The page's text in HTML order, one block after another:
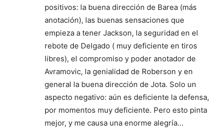
positivos: la buena dirección de Barea (más
anotación), las buenas sensaciones que
empieza a tener Jackson, la seguridad en el
rebote de Delgado ( muy deficiente en tiros
libres), el compromiso y poder anotador de
Avramovic, la genialidad de Roberson y en
general la buena dirección de Jota. Solo un
aspecto negativo: aún es deficiente la defensa,
por momentos muy deficiente. Pero esto pinta
mejor, y me causa una enorme alegría…